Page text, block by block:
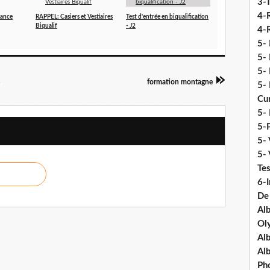
RAPPEL: Casiers et Vestiaires
Biqualif
Test d'entrée en biqualification
- J2
formation montagne
3-
4-
4-
5-
5-
5-
5-
5-
5-
5-
5-
6-